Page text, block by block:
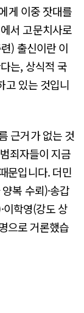
게 이중 잣대를
서 고문치사로
) 출신이란 이
는, 상식적 국
고 있는 것입니
근거가 없는 것
죄자들이 지금
문입니다. 더민
복 수뢰)·송갑
이학영(강도 상
으로 거론했습